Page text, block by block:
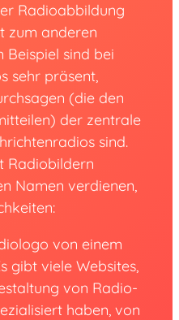
Radioabbildung
zum anderen
Beispiel sind bei
sehr präsent,
(die den
der zentrale
sind.
Radiobildern
Namen verdienen,
von einem
gibt viele Websites,
von Radio-
haben, von